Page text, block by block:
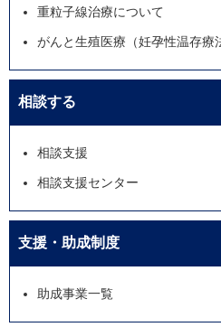
重粒子線治療について
がんと生殖医療（妊孕性温存療
相談する
相談支援
相談支援センター
支援・助成制度
助成事業一覧